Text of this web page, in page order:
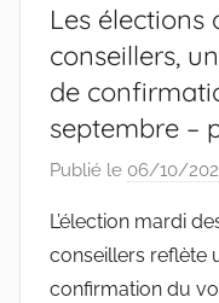
Les élections
conseillers,
de
septembre –
Publié le 06/10/
L’élection mardi
conseillers reflète
confirmation du